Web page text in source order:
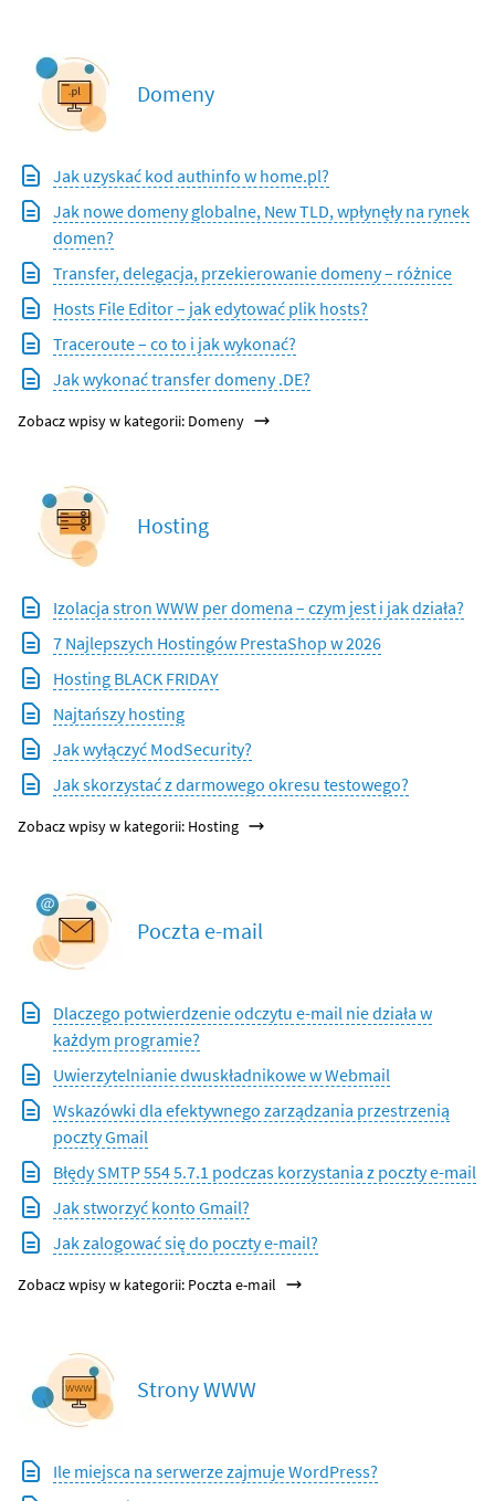
Domeny
Jak uzyskać kod authinfo w home.pl?
Jak nowe domeny globalne, New TLD, wpłynęły na rynek
domen?
Transfer, delegacja, przekierowanie domeny – różnice
Hosts File Editor – jak edytować plik hosts?
Traceroute – co to i jak wykonać?
Jak wykonać transfer domeny .DE?
Zobacz wpisy w kategorii: Domeny
Hosting
Izolacja stron WWW per domena – czym jest i jak działa?
7 Najlepszych Hostingów PrestaShop w 2026
Hosting BLACK FRIDAY
Najtańszy hosting
Jak wyłączyć ModSecurity?
Jak skorzystać z darmowego okresu testowego?
Zobacz wpisy w kategorii: Hosting
Poczta e-mail
Dlaczego potwierdzenie odczytu e-mail nie działa w
każdym programie?
Uwierzytelnianie dwuskładnikowe w Webmail
Wskazówki dla efektywnego zarządzania przestrzenią
poczty Gmail
Błędy SMTP 554 5.7.1 podczas korzystania z poczty e-mail
Jak stworzyć konto Gmail?
Jak zalogować się do poczty e-mail?
Zobacz wpisy w kategorii: Poczta e-mail
Strony WWW
Ile miejsca na serwerze zajmuje WordPress?